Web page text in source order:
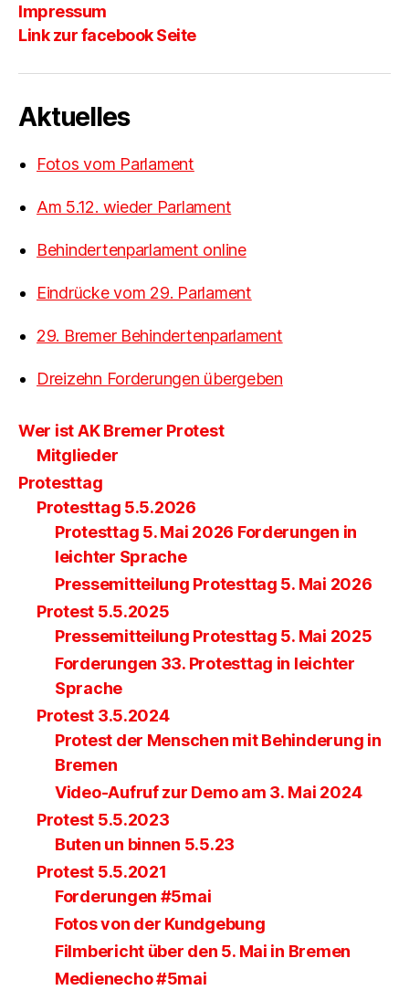
Impressum
Link zur facebook Seite
Aktuelles
Fotos vom Parlament
Am 5.12. wieder Parlament
Behindertenparlament online
Eindrücke vom 29. Parlament
29. Bremer Behindertenparlament
Dreizehn Forderungen übergeben
Wer ist AK Bremer Protest
Mitglieder
Protesttag
Protesttag 5.5.2026
Protesttag 5. Mai 2026 Forderungen in
leichter Sprache
Pressemitteilung Protesttag 5. Mai 2026
Protest 5.5.2025
Pressemitteilung Protesttag 5. Mai 2025
Forderungen 33. Protesttag in leichter
Sprache
Protest 3.5.2024
Protest der Menschen mit Behinderung in
Bremen
Video-Aufruf zur Demo am 3. Mai 2024
Protest 5.5.2023
Buten un binnen 5.5.23
Protest 5.5.2021
Forderungen #5mai
Fotos von der Kundgebung
Filmbericht über den 5. Mai in Bremen
Medienecho #5mai